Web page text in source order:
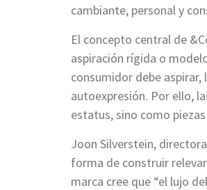
cambiante, personal y
El concepto central de
aspiración rígida o
consumidor debe
autoexpresión. Por ello,
estatus, sino como
Joon Silverstein,
forma de construir
marca cree que “el lujo